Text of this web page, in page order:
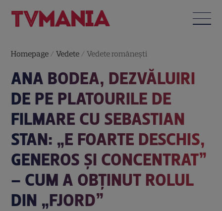
Homepage /Vedete /Vedete româneşti
ANA BODEA, DEZVĂLUIRI
DE PE PLATOURILE DE
FILMARE CU SEBASTIAN
STAN: „E FOARTE DESCHIS,
GENEROS ȘI CONCENTRAT”
– CUM A OBȚINUT ROLUL
DIN „FJORD”